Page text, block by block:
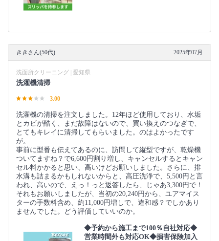
ききさん(50代) 2025年07月
洗面所クリーニング | 愛知県
洗濯機清掃
3.00
洗濯機の清掃を注文しました。12年ほど使用しており、水垢
とカビが酷く、まだ故障はないので、買い換えのつなぎで、
とてもキレイに清掃してもらいました。のはよかったです
が。
事前に型番も伝えてあるのに、訪問して縦型ですが、乾燥機
ついてますね？で6,600円割り増し、キャンセルするとキャン
セル料かかると思い、高いけどお願いしました。さらに、排
水溝も詰まるかもしれないからと、高圧洗浄で、5,500円と言
われ、高いので、えっ！っと返答したら、じゃあ3,300円で！
それもお願いしましたが、当初の20,240円から、ユアマイス
ターの手数料含め、約11,000円増しで、違和感？でしかあり
ませんでした。どう評価していいのか。
◆予約から施工まで100％自社対応◆
営業時間外も対応OK◆損害保険加入